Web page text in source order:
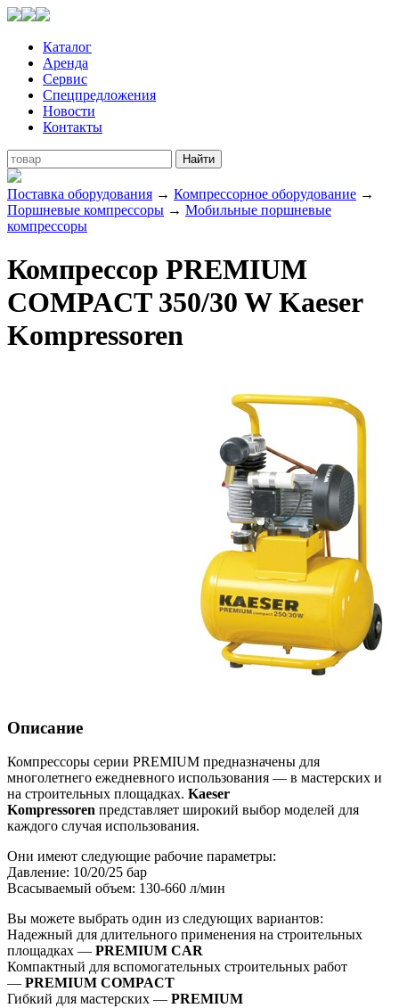
Каталог
Аренда
Сервис
Спецпредложения
Новости
Контакты
Поставка оборудования → Компрессорное оборудование →
Поршневые компрессоры → Мобильные поршневые
компрессоры
Компрессор PREMIUM
COMPACT 350/30 W Kaeser
Kompressoren
Описание
Компрессоры серии PREMIUM предназначены для
многолетнего ежедневного использования — в мастерских и
на строительных площадках. Kaeser
Kompressoren представляет широкий выбор моделей для
каждого случая использования.
Они имеют следующие рабочие параметры:
Давление: 10/20/25 бар
Всасываемый объем: 130-660 л/мин
Вы можете выбрать один из следующих вариантов:
Надежный для длительного применения на строительных
площадках — PREMIUM CAR
Компактный для вспомогательных строительных работ
— PREMIUM COMPACT
Гибкий для мастерских — PREMIUM